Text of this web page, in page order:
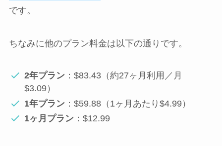
です。
ちなみに他のプラン料金は以下の通りです。
2年プラン ：$83.43（約27ヶ月利用／月
$3.09）
1年プラン ：$59.88（1ヶ月あたり$4.99）
1ヶ月プラン ：$12.99